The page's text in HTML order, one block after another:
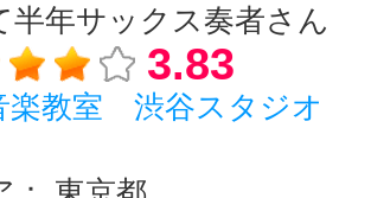
半年サックス奏者さん
3.83
楽教室 渋谷スタジオ